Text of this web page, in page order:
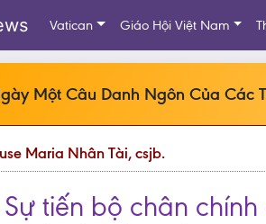
Vatican Giáo Hội Việt Nam
Một Câu Danh Ngôn Của Các
Maria Nhân Tài, csjb.
tiến bộ chân